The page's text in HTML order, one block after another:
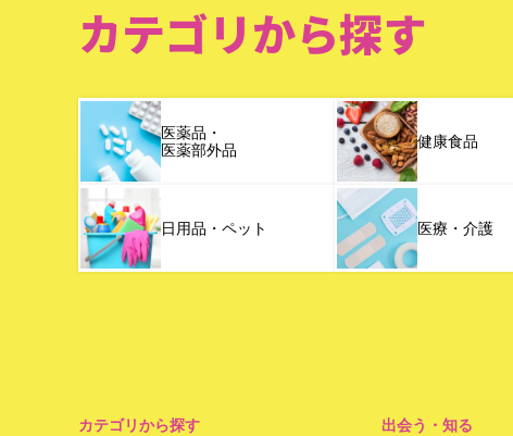
カテゴリから探す
医薬品・
医薬部外品
健康食品
日用品・ペット 医療・介護
カテゴリから探す 出会う・知る